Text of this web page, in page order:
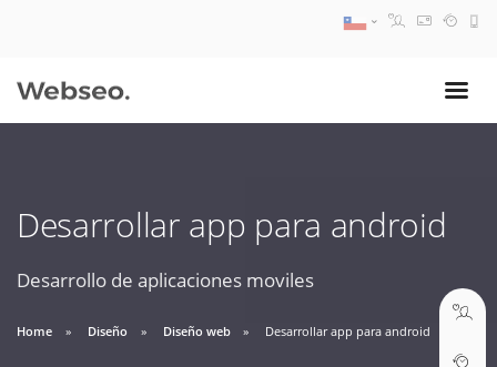
Desarrollar app para android
Desarrollo de aplicaciones moviles
Home Diseño Diseño web Desarrollar app para android
09:30 AM A 18:30 PM
soporte@webseo.cl